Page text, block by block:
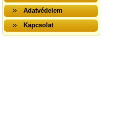
Adatvédelem
Kapcsolat